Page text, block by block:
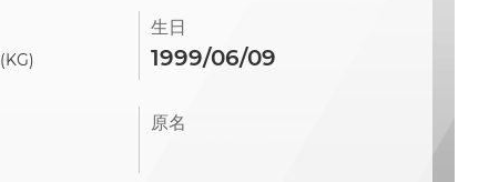
(KG)
生日
1999/06/09
原名